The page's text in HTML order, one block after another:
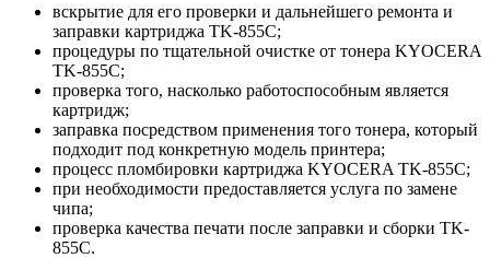
вскрытие для его проверки и дальнейшего ремонта и
заправки картриджа TK-855C;
процедуры по тщательной очистке от тонера KYOCERA
TK-855C;
проверка того, насколько работоспособным является
картридж;
заправка посредством применения того тонера, который
подходит под конкретную модель принтера;
процесс пломбировки картриджа KYOCERA TK-855C;
при необходимости предоставляется услуга по замене
чипа;
проверка качества печати после заправки и сборки TK-
855C.